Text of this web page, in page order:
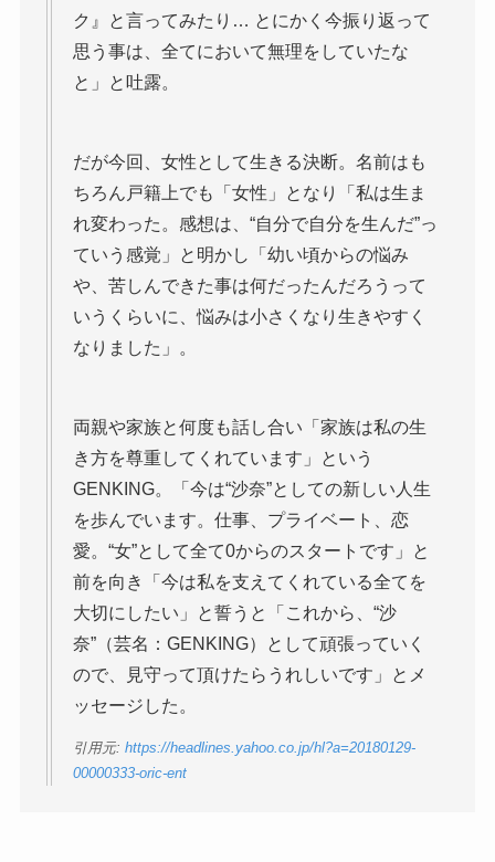
ク』と言ってみたり… とにかく今振り返って
思う事は、全てにおいて無理をしていたな
と」と吐露。
だが今回、女性として生きる決断。名前はも
ちろん戸籍上でも「女性」となり「私は生ま
れ変わった。感想は、“自分で自分を生んだ”っ
ていう感覚」と明かし「幼い頃からの悩み
や、苦しんできた事は何だったんだろうって
いうくらいに、悩みは小さくなり生きやすく
なりました」。
両親や家族と何度も話し合い「家族は私の生
き方を尊重してくれています」という
GENKING。「今は“沙奈”としての新しい人生
を歩んでいます。仕事、プライベート、恋
愛。“女”として全て0からのスタートです」と
前を向き「今は私を支えてくれている全てを
大切にしたい」と誓うと「これから、“沙
奈”（芸名：GENKING）として頑張っていく
ので、見守って頂けたらうれしいです」とメ
ッセージした。
引用元: https://headlines.yahoo.co.jp/hl?a=20180129-
00000333-oric-ent